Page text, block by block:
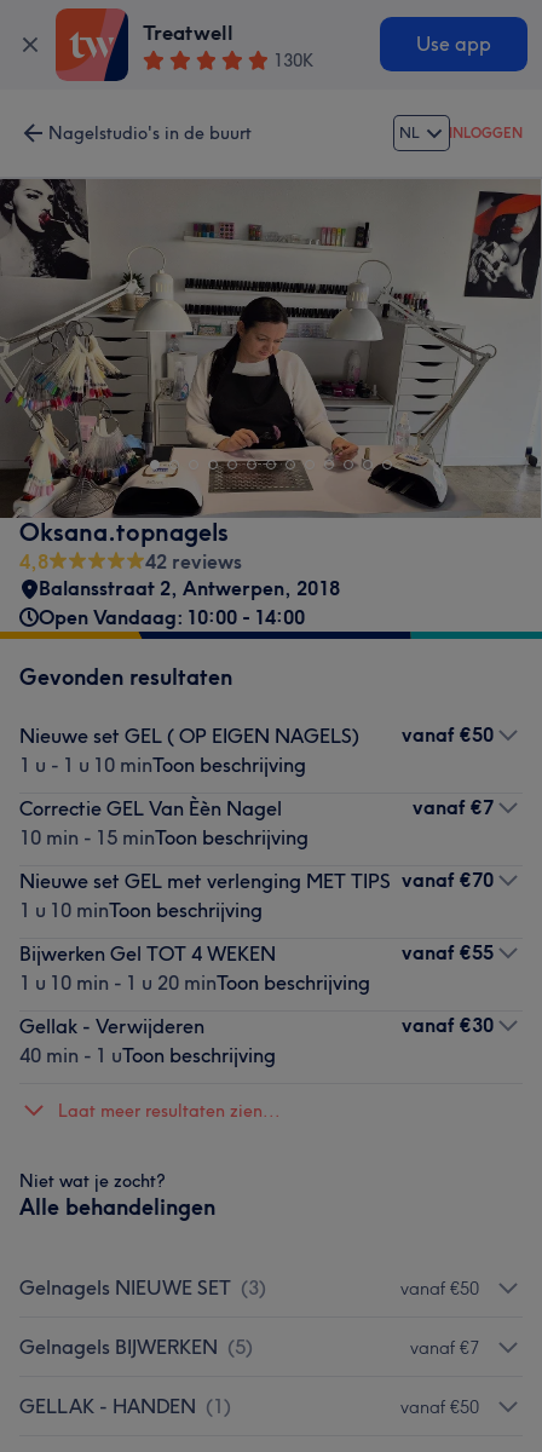
Treatwell
130K
Use app
Nagelstudio's in de buurt NL INLOGGEN
Oksana.topnagels
4,8
42 reviews
Balansstraat 2, Antwerpen, 2018
Open Vandaag: 10:00 - 14:00
Gevonden resultaten
Nieuwe set GEL ( OP EIGEN NAGELS)
1 u - 1 u 10 minToon beschrijving
vanaf €50
Correctie GEL Van Èèn Nagel
10 min - 15 minToon beschrijving
vanaf €7
Nieuwe set GEL met verlenging MET TIPS
1 u 10 minToon beschrijving
vanaf €70
Bijwerken Gel TOT 4 WEKEN
1 u 10 min - 1 u 20 minToon beschrijving
vanaf €55
Gellak - Verwijderen
40 min - 1 uToon beschrijving
vanaf €30
Laat meer resultaten zien...
Niet wat je zocht?
Alle behandelingen
Gelnagels NIEUWE SET (3) vanaf €50
Gelnagels BIJWERKEN (5) vanaf €7
GELLAK - HANDEN (1) vanaf €50